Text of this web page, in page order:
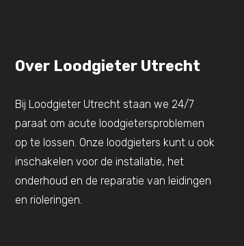
Over Loodgieter Utrecht
Bij Loodgieter Utrecht staan we 24/7
paraat om acute loodgietersproblemen
op te lossen. Onze loodgieters kunt u ook
inschakelen voor de installatie, het
onderhoud en de reparatie van leidingen
en rioleringen.